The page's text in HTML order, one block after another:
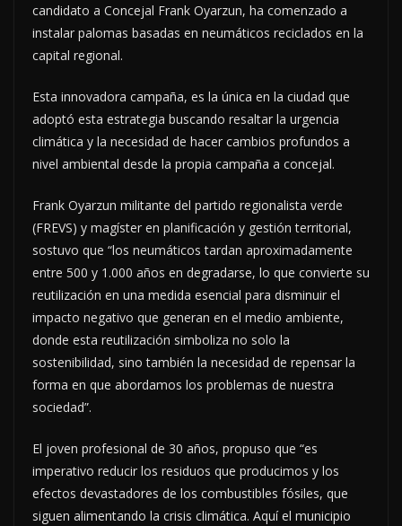
candidato a Concejal Frank Oyarzun, ha comenzado a
instalar palomas basadas en neumáticos reciclados en la
capital regional.
Esta innovadora campaña, es la única en la ciudad que
adoptó esta estrategia buscando resaltar la urgencia
climática y la necesidad de hacer cambios profundos a
nivel ambiental desde la propia campaña a concejal.
Frank Oyarzun militante del partido regionalista verde
(FREVS) y magíster en planificación y gestión territorial,
sostuvo que “los neumáticos tardan aproximadamente
entre 500 y 1.000 años en degradarse, lo que convierte su
reutilización en una medida esencial para disminuir el
impacto negativo que generan en el medio ambiente,
donde esta reutilización simboliza no solo la
sostenibilidad, sino también la necesidad de repensar la
forma en que abordamos los problemas de nuestra
sociedad”.
El joven profesional de 30 años, propuso que “es
imperativo reducir los residuos que producimos y los
efectos devastadores de los combustibles fósiles, que
siguen alimentando la crisis climática. Aquí el municipio